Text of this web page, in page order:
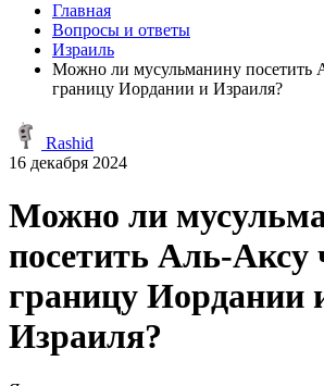
Главная
Вопросы и ответы
Израиль
Можно ли мусульманину посетить
границу Иордании и Израиля?
Rashid
16 декабря 2024
Можно ли
посетить Аль-Аксу
границу Иордании
Израиля?